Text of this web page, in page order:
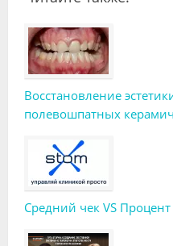
Восстановление
полевошпатных
Средний чек VS